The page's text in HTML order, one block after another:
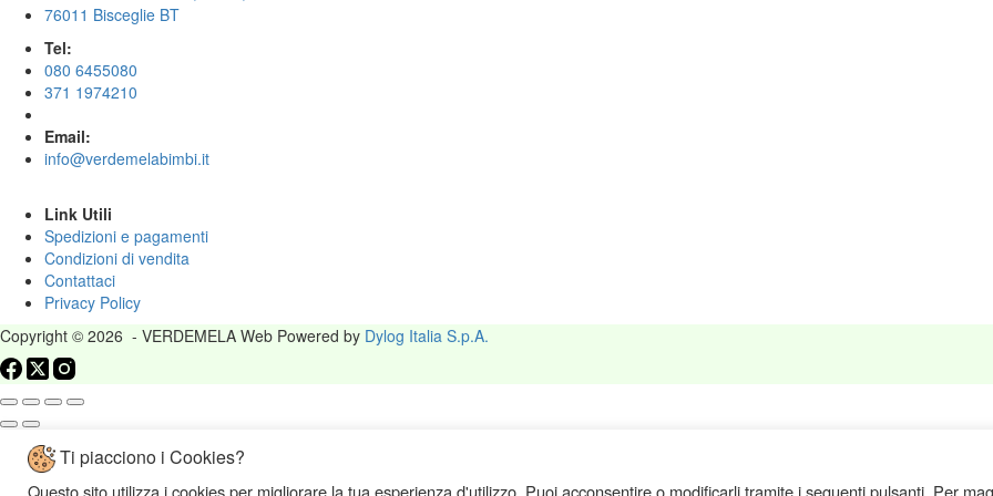
76011 Bisceglie BT
Tel:
080 6455080
371 1974210
Email:
info@verdemelabimbi.it
Link Utili
Spedizioni e pagamenti
Condizioni di vendita
Contattaci
Privacy Policy
Copyright © 2026 - VERDEMELA Web Powered by Dylog Italia S.p.A.
Ti piacciono i Cookies?
Questo sito utilizza i cookies per migliorare la tua esperienza d'utilizzo. Puoi acconsentire o modificarli tramite i seguenti pulsanti. Per